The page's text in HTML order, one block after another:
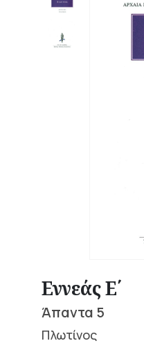
Εννεάς Ε΄
Άπαντα 5
Πλωτίνος